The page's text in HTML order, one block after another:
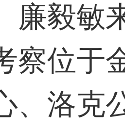
廉毅敏
察位于
、洛克